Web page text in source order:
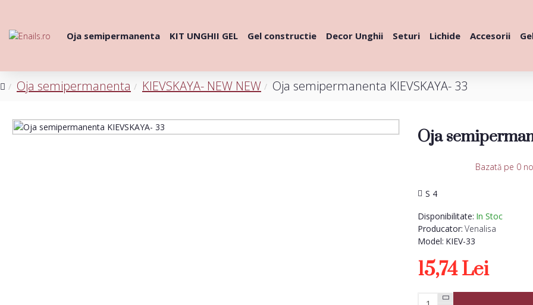
Oja semipermanenta KIT UNGHII GEL Gel constructie Decor Unghii Seturi Lichide Accesorii
Oja semipermanenta KIEVSKAYA- NEW NEW Oja semipermanenta KIEVSKAYA- 33
Oja
Disponibilitate: In Stoc
Producator: Venalisa
Model: KIEV-33
S 4
Bazată pe 0
15,74 Lei